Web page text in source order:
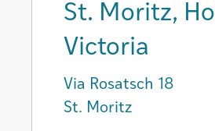
St. Moritz,
Victoria
Via Rosatsch 18
St. Moritz